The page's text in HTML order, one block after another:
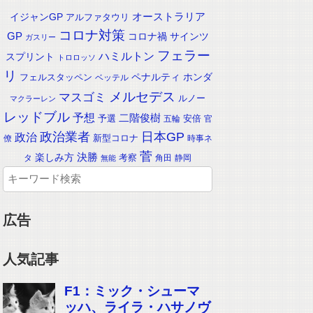
イジャンGP アルファタウリ オーストラリア
GP ガスリー コロナ対策 コロナ禍 サインツ
スプリント
トロロッソ ハミルトン フェラー
リ
フェルスタッペン ベッテル ペナルティ ホンダ
マクラーレン マスゴミ メルセデス ルノー
レッドブル 予想 予選 二階俊樹 五輪 安倍 官
僚 政治 政治業者 新型コロナ 日本GP 時事ネ
タ 楽しみ方 決勝 無能 考察 菅 角田 静岡
広告
人気記事